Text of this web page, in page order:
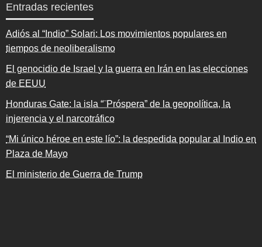
Entradas recientes
Adiós al “Indio” Solari: Los movimientos populares en
tiempos de neoliberalismo
El genocidio de Israel y la guerra en Irán en las elecciones
de EEUU
Honduras Gate: la isla “¨Próspera” de la geopolítica, la
injerencia y el narcotráfico
“Mi único héroe en este lío”: la despedida popular al Indio en
Plaza de Mayo
El ministerio de Guerra de Trump